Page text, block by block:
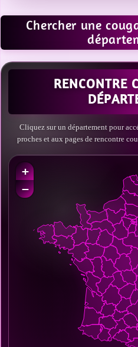
Chercher une
RENCONTRE
Cliquez sur un département pour
proches et aux pages de rencontre
+
−